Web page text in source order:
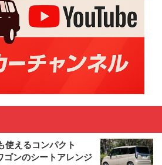
使えるコンパクト
ンのシートアレンジ